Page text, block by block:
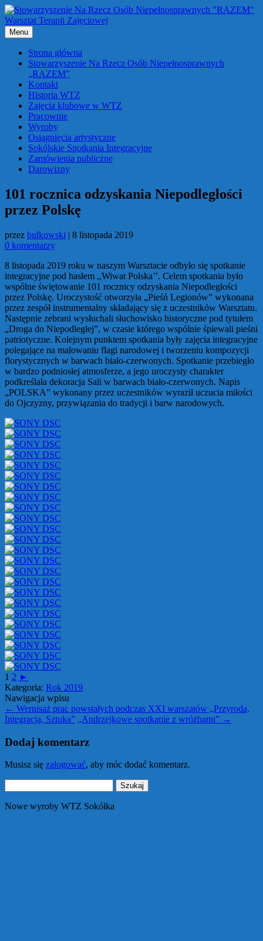
Przejdź
do
treści
Menu
Strona główna
Stowarzyszenie Na Rzecz Osób Niepełnosprawnych
„RAZEM”
Kontakt
Historia WTZ
Zajęcia klubowe w WTZ
Pracownie
Wyroby
Osiągnięcia artystyczne
Sokólskie Spotkania Integracyjne
Zamówienia publiczne
Darowizny
101 rocznica odzyskania Niepodległości
przez Polskę
przez bulkowski | 8 listopada 2019
0 komentarzy
8 listopada 2019 roku w naszym Warsztacie odbyło się spotkanie
integracyjne pod hasłem ,,Wiwat Polska’’. Celem spotkania było
wspólne świętowanie 101 rocznicy odzyskania Niepodległości
przez Polskę. Uroczystość otworzyła „Pieśń Legionów” wykonana
przez zespół instrumentalny składający się z uczestników Warsztatu.
Następnie zebrani wysłuchali słuchowisko historyczne pod tytułem
„Droga do Niepodległej”, w czasie którego wspólnie śpiewali pieśni
patriotyczne. Kolejnym punktem spotkania były zajęcia integracyjne
polegające na malowaniu flagi narodowej i tworzeniu kompozycji
florystycznych w barwach biało-czerwonych. Spotkanie przebiegło
w bardzo podniosłej atmosferze, a jego uroczysty charakter
podkreślała dekoracja Sali w barwach biało-czerwonych. Napis
„POLSKA” wykonany przez uczestników wyraził uczucia miłości
do Ojczyzny, przywiązania do tradycji i barw narodowych.
1 2 ►
Kategoria: Rok 2019
Nawigacja wpisu
← Wernisaż prac powstałych podczas XXI warszatów „Przyroda,
Integracja, Sztuka” „Andrzejkowe spotkanie z wróżbami” →
Dodaj komentarz
Musisz się zalogować, aby móc dodać komentarz.
Nowe wyroby WTZ Sokółka